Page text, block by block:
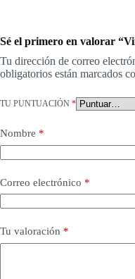
Sé el primero en valorar
Tu dirección de correo
obligatorios están marcados
TU PUNTUACIÓN *
Nombre *
Correo electrónico *
Tu valoración *